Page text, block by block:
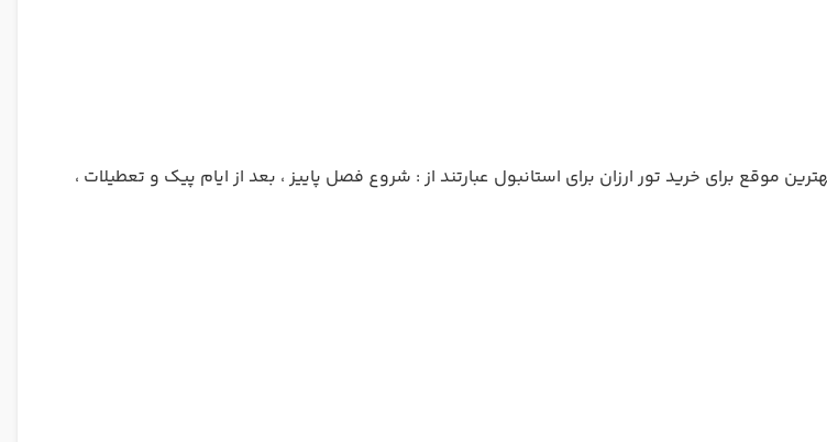
موقع برای خرید تور ارزان برای استانبول عبارتند از : شروع فصل پاییز ، بعد از ایام پیک و تعطیلات ،